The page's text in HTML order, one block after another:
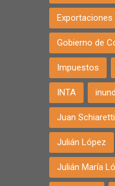
Exportaciones
Gobierno de
Impuestos
INTA
Juan Schiaretti
Julián López
Julián María